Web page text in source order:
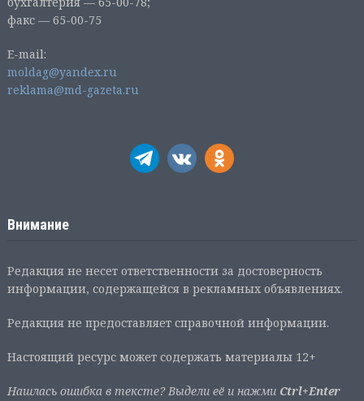
факс — 65-00-75
E-mail:
moldag@yandex.ru
reklama@md-gazeta.ru
Внимание
Редакция не несет ответственности за достоверность
информации, содержащейся в рекламных объявлениях.
Редакция не предоставляет справочной информации.
Настоящий ресурс может содержать материалы 12+
Нашлась ошибка в тексте? Выдели её и нажми Ctrl+Enter